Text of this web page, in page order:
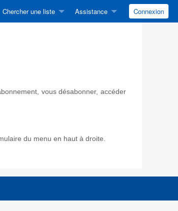
Chercher une liste Assistance Connexion
vous désabonner, accéder
du menu en haut à droite.